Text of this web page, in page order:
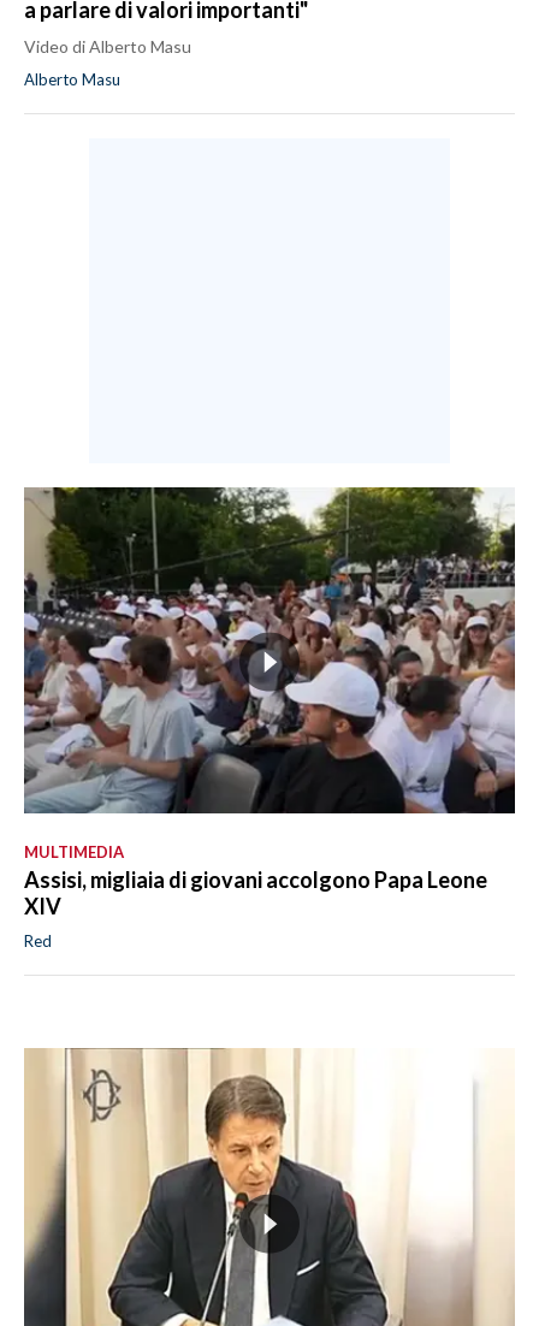
a parlare di valori importanti"
Video di Alberto Masu
Alberto Masu
MULTIMEDIA
Assisi, migliaia di giovani accolgono Papa Leone
XIV
Red